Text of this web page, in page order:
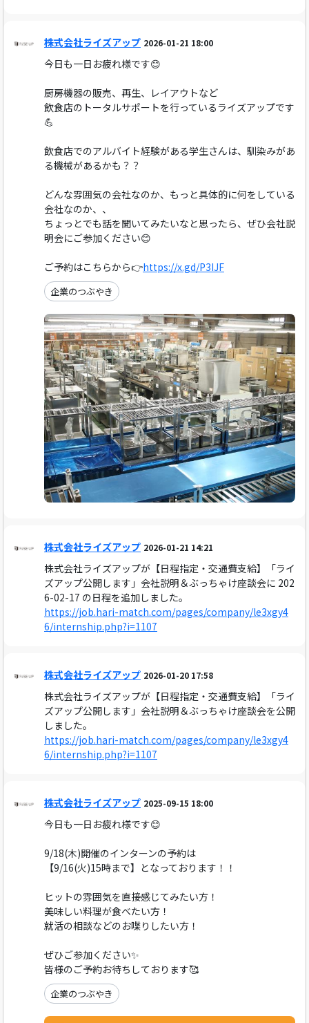
株式会社ライズアップ 2026-01-21 18:00
今日も一日お疲れ様です😊
厨房機器の販売、再生、レイアウトなど
飲食店のトータルサポートを行っているライズアップです
💪
飲食店でのアルバイト経験がある学生さんは、馴染みがあ
る機械があるかも？？
どんな雰囲気の会社なのか、もっと具体的に何をしている
会社なのか、、
ちょっとでも話を聞いてみたいなと思ったら、ぜひ会社説
明会にご参加ください😊
ご予約はこちらから👉https://x.gd/P3IJF
企業のつぶやき
株式会社ライズアップ 2026-01-21 14:21
株式会社ライズアップが【日程指定・交通費支給】「ライ
ズアップ公開します」会社説明＆ぶっちゃけ座談会に 202
6-02-17 の日程を追加しました。
https://job.hari-match.com/pages/company/le3xgy4
6/internship.php?i=1107
株式会社ライズアップ 2026-01-20 17:58
株式会社ライズアップが【日程指定・交通費支給】「ライ
ズアップ公開します」会社説明＆ぶっちゃけ座談会を公開
しました。
https://job.hari-match.com/pages/company/le3xgy4
6/internship.php?i=1107
株式会社ライズアップ 2025-09-15 18:00
今日も一日お疲れ様です😊
9/18(木)開催のインターンの予約は
【9/16(火)15時まで】となっております！！
ヒットの雰囲気を直接感じてみたい方！
美味しい料理が食べたい方！
就活の相談などのお喋りしたい方！
ぜひご参加ください✨
皆様のご予約お待ちしております🥰
企業のつぶやき